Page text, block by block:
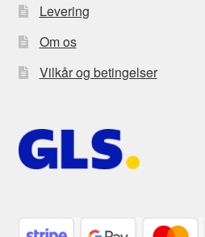
Levering
Om os
Vilkår og betingelser